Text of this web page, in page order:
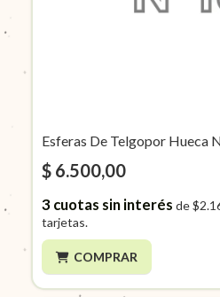
Esferas De Telgopor Hueca
$ 6.500,00
3cuotas sin interés de
tarjetas.
COMPRAR